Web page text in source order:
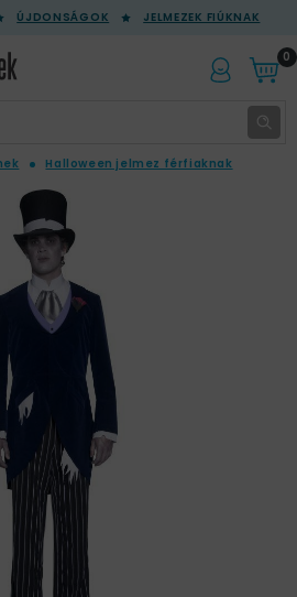
ÚJDONSÁGOK JELMEZEK FIÚKNAK
0
Halloween jelmez férfiaknak